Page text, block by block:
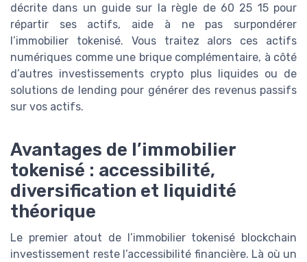
décrite dans un guide sur la règle de 60 25 15 pour
répartir ses actifs, aide à ne pas surpondérer
l’immobilier tokenisé. Vous traitez alors ces actifs
numériques comme une brique complémentaire, à côté
d’autres investissements crypto plus liquides ou de
solutions de lending pour générer des revenus passifs
sur vos actifs.
Avantages de l’immobilier
tokenisé : accessibilité,
diversification et liquidité
théorique
Le premier atout de l’immobilier tokenisé blockchain
investissement reste l’accessibilité financière. Là où un